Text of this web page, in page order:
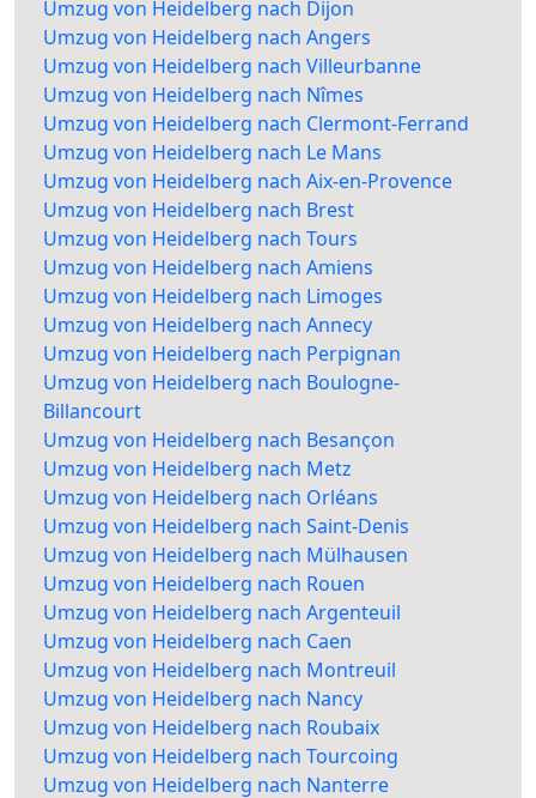
Umzug von Heidelberg nach Dijon
Umzug von Heidelberg nach Angers
Umzug von Heidelberg nach Villeurbanne
Umzug von Heidelberg nach Nîmes
Umzug von Heidelberg nach Clermont-Ferrand
Umzug von Heidelberg nach Le Mans
Umzug von Heidelberg nach Aix-en-Provence
Umzug von Heidelberg nach Brest
Umzug von Heidelberg nach Tours
Umzug von Heidelberg nach Amiens
Umzug von Heidelberg nach Limoges
Umzug von Heidelberg nach Annecy
Umzug von Heidelberg nach Perpignan
Umzug von Heidelberg nach Boulogne-
Billancourt
Umzug von Heidelberg nach Besançon
Umzug von Heidelberg nach Metz
Umzug von Heidelberg nach Orléans
Umzug von Heidelberg nach Saint-Denis
Umzug von Heidelberg nach Mülhausen
Umzug von Heidelberg nach Rouen
Umzug von Heidelberg nach Argenteuil
Umzug von Heidelberg nach Caen
Umzug von Heidelberg nach Montreuil
Umzug von Heidelberg nach Nancy
Umzug von Heidelberg nach Roubaix
Umzug von Heidelberg nach Tourcoing
Umzug von Heidelberg nach Nanterre